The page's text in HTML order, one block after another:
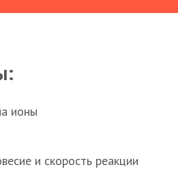
ионы
и скорость реакции